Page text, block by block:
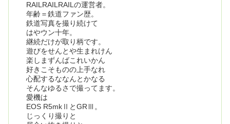
RAILRAILRAILの運営者。
年齢＝鉄道ファン歴。
鉄道写真を撮り続けて
はやウン十年。
継続だけが取り柄です。
遊びをせんとや生まれけん
楽しまずんばこれいかん
好きこそものの上手なれ
心配するななんとかなる
そんなゆるさで撮ってます。
愛機は
EOS R5mkⅡとGRⅢ。
じっくり撮りと